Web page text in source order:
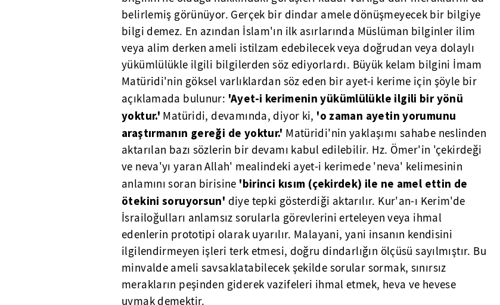
belirlemiş görünüyor. Gerçek bir dindar amele dönüşmeyecek bir bilgiye
bilgi demez. En azından İslam'ın ilk asırlarında Müslüman bilginler ilim
veya alim derken ameli istilzam edebilecek veya doğrudan veya dolaylı
yükümlülükle ilgili bilgilerden söz ediyorlardı. Büyük kelam bilgini İmam
Matüridi'nin göksel varlıklardan söz eden bir ayet-i kerime için şöyle bir
açıklamada bulunur: 'Ayet-i kerimenin yükümlülükle ilgili bir yönü
yoktur.' Matüridi, devamında, diyor ki, 'o zaman ayetin yorumunu
araştırmanın gereği de yoktur.' Matüridi'nin yaklaşımı sahabe neslinden
aktarılan bazı sözlerin bir devamı kabul edilebilir. Hz. Ömer'in 'çekirdeği
ve neva'yı yaran Allah' mealindeki ayet-i kerimede 'neva' kelimesinin
anlamını soran birisine 'birinci kısım (çekirdek) ile ne amel ettin de
ötekini soruyorsun' diye tepki gösterdiği aktarılır. Kur'an-ı Kerim'de
İsrailoğulları anlamsız sorularla görevlerini erteleyen veya ihmal
edenlerin prototipi olarak uyarılır. Malayani, yani insanın kendisini
ilgilendirmeyen işleri terk etmesi, doğru dindarlığın ölçüsü sayılmıştır. Bu
minvalde ameli savsaklatabilecek şekilde sorular sormak, sınırsız
merakların peşinden giderek vazifeleri ihmal etmek, heva ve hevese
uymak demektir.